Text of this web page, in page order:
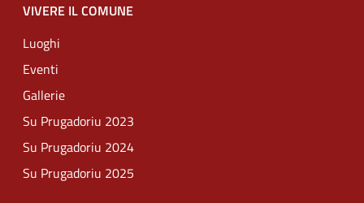
VIVERE IL COMUNE
Luoghi
Eventi
Gallerie
Su Prugadoriu 2023
Su Prugadoriu 2024
Su Prugadoriu 2025